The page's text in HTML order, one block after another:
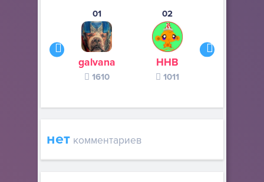
01
galvana
1610
02
ННВ
1011
нет комментариев